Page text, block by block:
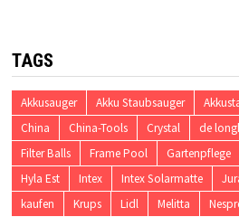
TAGS
Akkusauger Akku Staubsauger
China
China-Tools Crystal de
Filter Balls
Frame Pool Gartenpflege
Hyla Est
Intex Intex Solarmatte
kaufen
Krups Lidl Melitta